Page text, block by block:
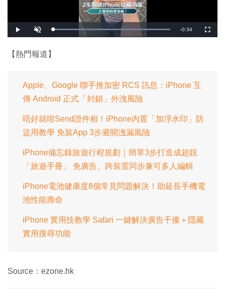
播
放
開
啟
載
0
%
剩
-0:34
全
螢
【熱門報道】
Apple、Google 聯手推加密 RCS 訊息：iPhone 互
傳 Android 正式「封鎖」外洩風險
唔好就咁Send證件相！iPhone內置「加浮水印」防
盜用教學 免裝App 3步避開洩漏風險
iPhone備忘錄旅遊行程規劃｜簡單3步打造成超靚
「旅遊手冊」 免廣告、跨裝置同步兼可多人編輯
iPhone電池健康度8個常見問題解決！助延長手機電
池性能壽命
iPhone 實用技教學 Safari 一鍵解決廣告干擾＋隱藏
實用搜尋功能
Source：ezone.hk